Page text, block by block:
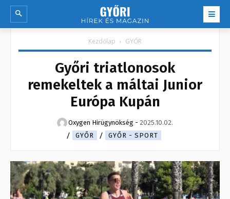
Kezdőlap GYŐR
Győri triatlonosok
remekeltek a máltai Junior
Európa Kupán
Oxygen Hirügynökség - 2025.10.02.
GYŐR
GYŐR - SPORT